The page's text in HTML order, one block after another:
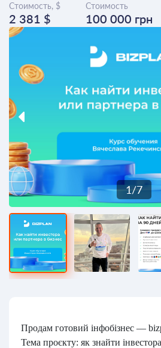
Стоимость, $
2 381 $
Стоимость
100 000 грн
1/7
Продам готовий інфобізнес —
Тема проєкту: як знайти